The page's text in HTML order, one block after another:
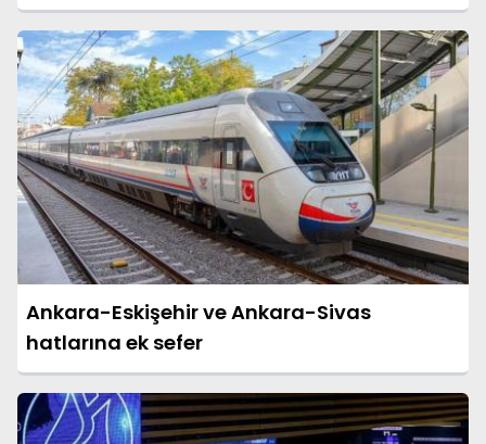
Ankara-Eskişehir ve Ankara-Sivas
hatlarına ek sefer